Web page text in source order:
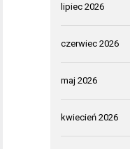
lipiec 2026
czerwiec 2026
maj 2026
kwiecień 2026